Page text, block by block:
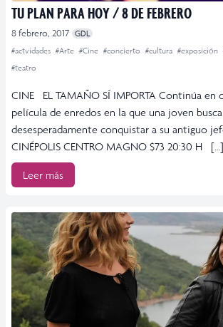
TU PLAN PARA HOY / 8 DE FEBRERO
8 febrero, 2017 GDL
#actvidades #Arte #Cine #concierto #cultura #exposición
#teatro
CINE EL TAMAÑO SÍ IMPORTA Continúa en
película de enredos en la que una joven busca
desesperadamente conquistar a su antiguo
CINÉPOLIS CENTRO MAGNO $73 20:30 H […]
Leer más